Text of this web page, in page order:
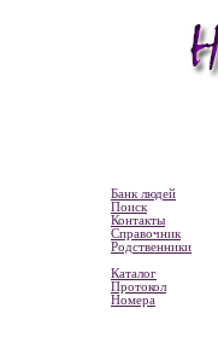
Банк людей
Поиск
Контакты
Справочник
Родственники
Каталог
Протокол
Номера